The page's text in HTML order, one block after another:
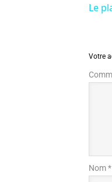
Le
Votre
Nom *